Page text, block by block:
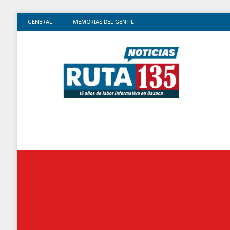
GENERAL MEMORIAS DEL GENTIL